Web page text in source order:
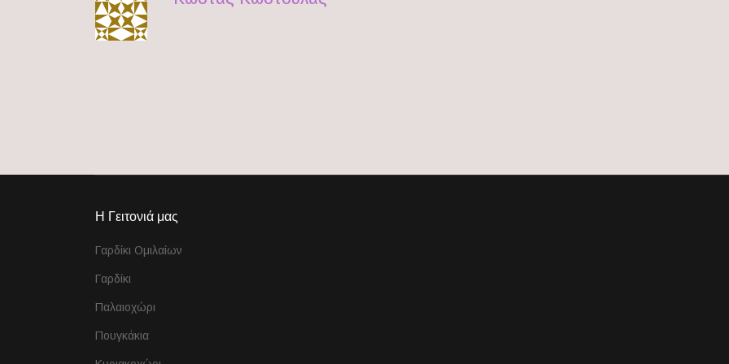
Η Γειτονιά μας
Γαρδίκι Ομιλαίων
Γαρδίκι
Παλαιοχώρι
Πουγκάκια